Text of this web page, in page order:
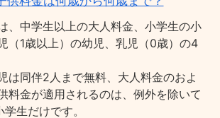
、中学生以上の大人料金、小学生の小
（1歳以上）の幼児、乳児（0歳）の4
は同伴2人まで無料、大人料金のおよ
料金が適用されるのは、例外を除いて
生だけです。